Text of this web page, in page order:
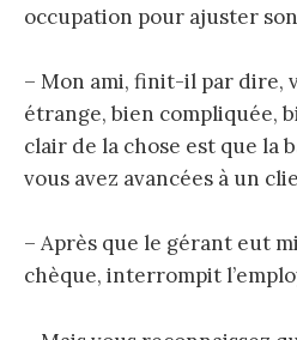
occupation pour ajuster
– Mon ami, finit-il par dire,
étrange, bien compliquée,
clair de la chose est que la
vous avez avancées à un
– Après que le gérant eut
chèque, interrompit